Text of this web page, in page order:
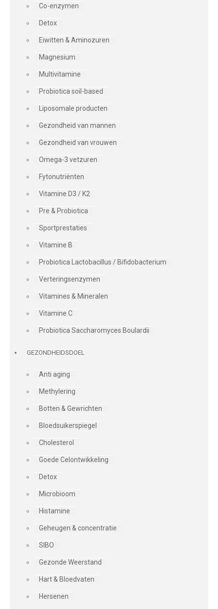
Co-enzymen
Detox
Eiwitten & Aminozuren
Magnesium
Multivitamine
Probiotica soil-based
Liposomale producten
Gezondheid van mannen
Gezondheid van vrouwen
Omega-3 vetzuren
Fytonutriënten
Vitamine D3 / K2
Pre & Probiotica
Sportprestaties
Vitamine B
Probiotica Lactobacillus / Bifidobacterium
Verteringsenzymen
Vitamines & Mineralen
Vitamine C
Probiotica Saccharomyces Boulardii
GEZONDHEIDSDOEL
Anti aging
Methylering
Botten & Gewrichten
Bloedsuikerspiegel
Cholesterol
Goede Celontwikkeling
Detox
Microbioom
Histamine
Geheugen & concentratie
SIBO
Gezonde Weerstand
Hart & Bloedvaten
Hersenen